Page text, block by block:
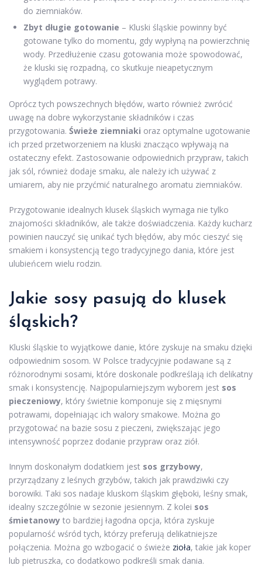
do ziemniaków.
Zbyt długie gotowanie – Kluski śląskie powinny być
gotowane tylko do momentu, gdy wypłyną na powierzchnię
wody. Przedłużenie czasu gotowania może spowodować,
że kluski się rozpadną, co skutkuje nieapetycznym
wyglądem potrawy.
Oprócz tych powszechnych błędów, warto również zwrócić
uwagę na dobre wykorzystanie składników i czas
przygotowania. Świeże ziemniaki oraz optymalne ugotowanie
ich przed przetworzeniem na kluski znacząco wpływają na
ostateczny efekt. Zastosowanie odpowiednich przypraw, takich
jak sól, również dodaje smaku, ale należy ich używać z
umiarem, aby nie przyćmić naturalnego aromatu ziemniaków.
Przygotowanie idealnych klusek śląskich wymaga nie tylko
znajomości składników, ale także doświadczenia. Każdy kucharz
powinien nauczyć się unikać tych błędów, aby móc cieszyć się
smakiem i konsystencją tego tradycyjnego dania, które jest
ulubieńcem wielu rodzin.
Jakie sosy pasują do klusek
śląskich?
Kluski śląskie to wyjątkowe danie, które zyskuje na smaku dzięki
odpowiednim sosom. W Polsce tradycyjnie podawane są z
różnorodnymi sosami, które doskonale podkreślają ich delikatny
smak i konsystencję. Najpopularniejszym wyborem jest sos
pieczeniowy, który świetnie komponuje się z mięsnymi
potrawami, dopełniając ich walory smakowe. Można go
przygotować na bazie sosu z pieczeni, zwiększając jego
intensywność poprzez dodanie przypraw oraz ziół.
Innym doskonałym dodatkiem jest sos grzybowy,
przyrządzany z leśnych grzybów, takich jak prawdziwki czy
borowiki. Taki sos nadaje kluskom śląskim głęboki, leśny smak,
idealny szczególnie w sezonie jesiennym. Z kolei sos
śmietanowy to bardziej łagodna opcja, która zyskuje
popularność wśród tych, którzy preferują delikatniejsze
połączenia. Można go wzbogacić o świeże zioła, takie jak koper
lub pietruszka, co dodatkowo podkreśli smak dania.